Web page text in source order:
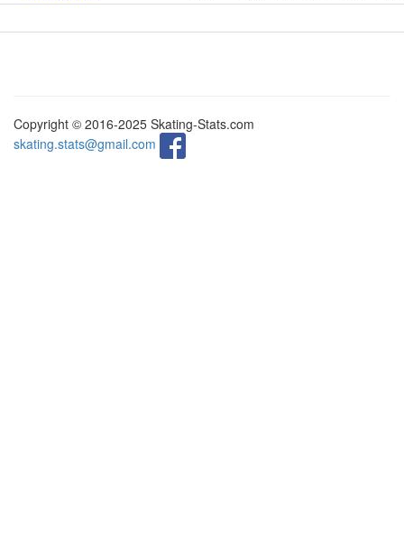
Copyright © 2016-2025 Skating-Stats.com
skating.stats@gmail.com